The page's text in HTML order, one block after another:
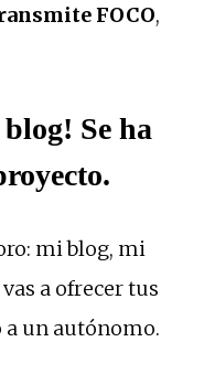
FOCO,
Se ha
mi blog, mi
a ofrecer tus
a un autónomo.